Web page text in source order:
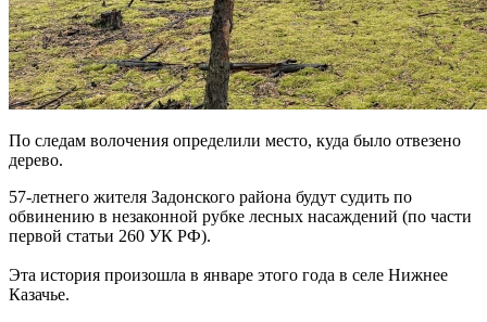
По следам волочения определили место, куда было отвезено
дерево.
57-летнего жителя Задонского района будут судить по
обвинению в незаконной рубке лесных насаждений (по части
первой статьи 260 УК РФ).
Эта история произошла в январе этого года в селе Нижнее
Казачье.